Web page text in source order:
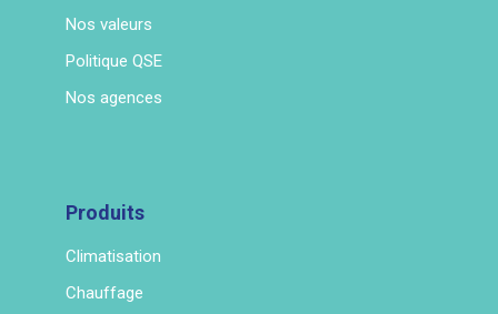
Nos valeurs
Politique QSE
Nos agences
Produits
Climatisation
Chauffage